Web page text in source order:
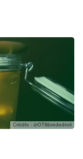
Crédits : @OTIlibrededroit